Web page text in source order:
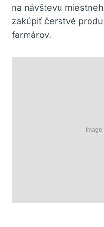
na návštevu​
zakúpiť ⁤čerstvé⁢
farmárov.